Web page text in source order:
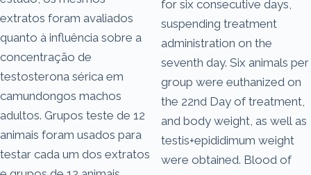
extratos foram avaliados
quanto à influência sobre a
concentração de
testosterona sérica em
camundongos machos
adultos. Grupos teste de 12
animais foram usados para
testar cada um dos extratos
for six consecutive days,
suspending treatment
administration on the
seventh day. Six animals per
group were euthanized on
the 22nd Day of treatment,
and body weight, as well as
testis+epididimum weight
were obtained. Blood of